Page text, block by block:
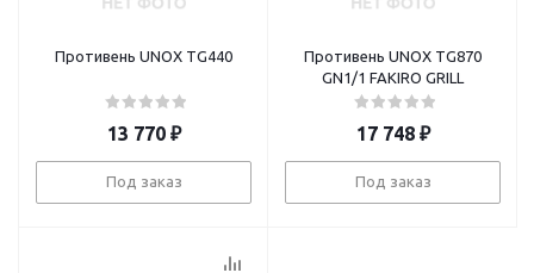
Противень UNOX TG440
13 770₽
Под заказ
Противень UNOX TG870
GN1/1 FAKIRO GRILL
17 748₽
Под заказ